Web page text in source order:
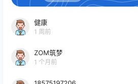
健康
1 周前
ZOM筑梦
1 个月前